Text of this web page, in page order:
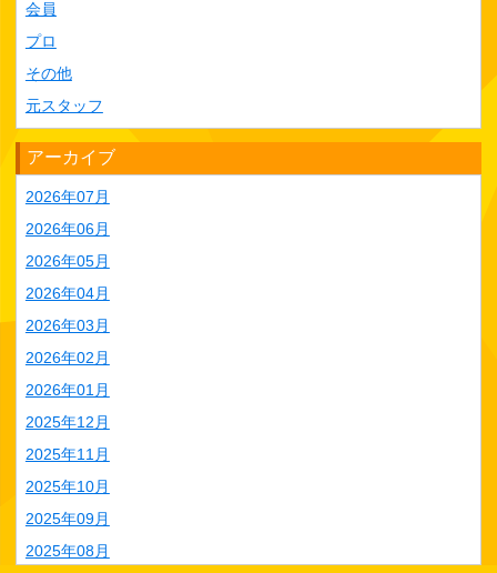
会員
プロ
その他
元スタッフ
アーカイブ
2026年07月
2026年06月
2026年05月
2026年04月
2026年03月
2026年02月
2026年01月
2025年12月
2025年11月
2025年10月
2025年09月
2025年08月